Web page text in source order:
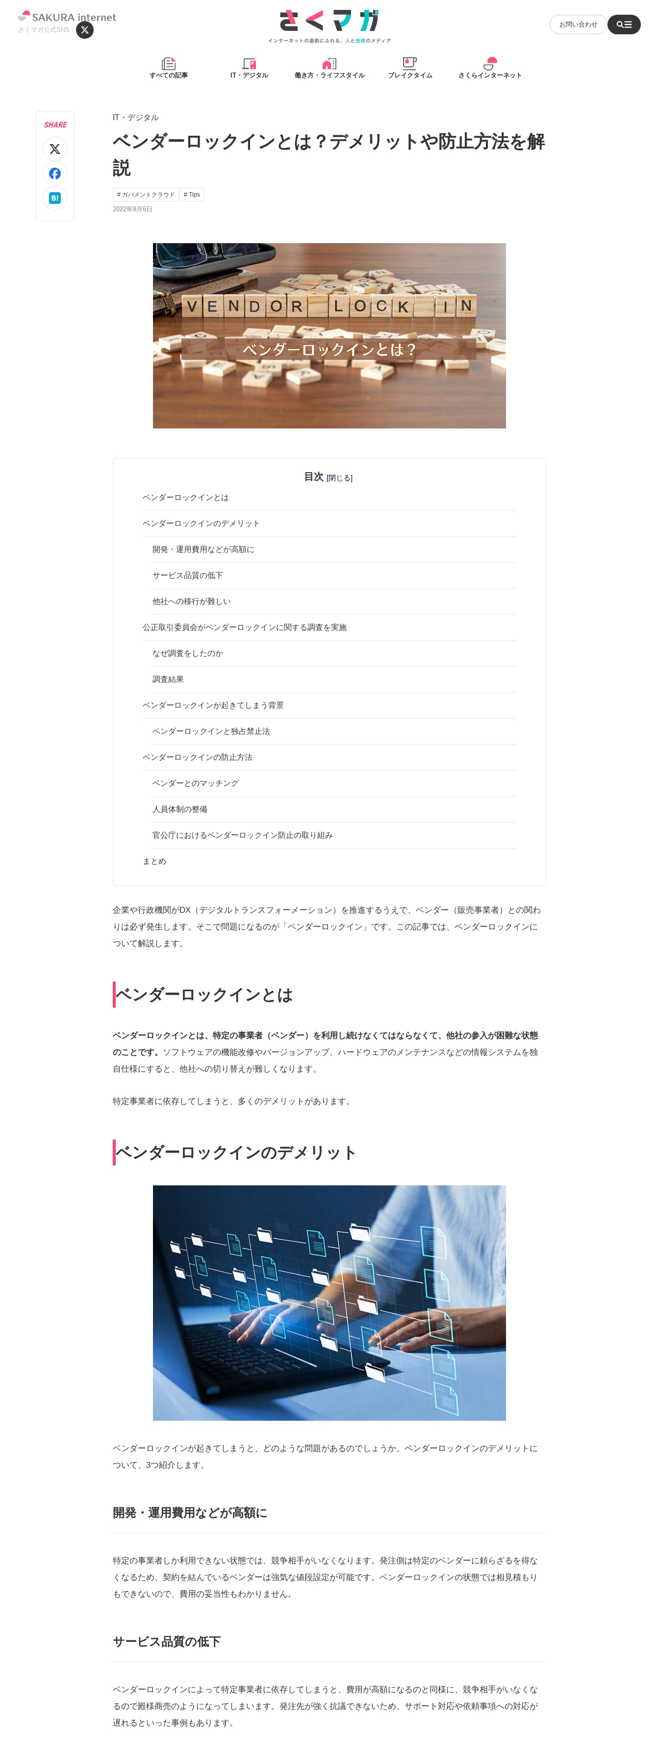
さくマガ公式SNS
お問い合わせ
すべての記事 IT・デジタル 働き方・ライフスタイル ブレイクタイム さくらインターネット
IT・デジタル
ベンダーロックインとは？デメリットや防止方法を解
説
# ガバメントクラウド # Tips
2022年8月6日
SHARE
目次 [閉じる]
ベンダーロックインとは
ベンダーロックインのデメリット
開発・運用費用などが高額に
サービス品質の低下
他社への移行が難しい
公正取引委員会がベンダーロックインに関する調査を実施
なぜ調査をしたのか
調査結果
ベンダーロックインが起きてしまう背景
ベンダーロックインと独占禁止法
ベンダーロックインの防止方法
ベンダーとのマッチング
人員体制の整備
官公庁におけるベンダーロックイン防止の取り組み
まとめ
企業や行政機関がDX（デジタルトランスフォーメーション）を推進するうえで、ベンダー（販売事業者）との関わ
りは必ず発生します。そこで問題になるのが「ベンダーロックイン」です。この記事では、ベンダーロックインに
ついて解説します。
ベンダーロックインとは
ベンダーロックインとは、特定の事業者（ベンダー）を利用し続けなくてはならなくて、他社の参入が困難な状態
のことです。 ソフトウェアの機能改修やバージョンアップ、ハードウェアのメンテナンスなどの情報システムを独
自仕様にすると、他社への切り替えが難しくなります。
特定事業者に依存してしまうと、多くのデメリットがあります。
ベンダーロックインのデメリット
ベンダーロックインが起きてしまうと、どのような問題があるのでしょうか。ベンダーロックインのデメリットに
ついて、3つ紹介します。
開発・運用費用などが高額に
特定の事業者しか利用できない状態では、競争相手がいなくなります。発注側は特定のベンダーに頼らざるを得な
くなるため、契約を結んでいるベンダーは強気な値段設定が可能です。ベンダーロックインの状態では相見積もり
もできないので、費用の妥当性もわかりません。
サービス品質の低下
ベンダーロックインによって特定事業者に依存してしまうと、費用が高額になるのと同様に、競争相手がいなくな
るので殿様商売のようになってしまいます。発注先が強く抗議できないため、サポート対応や依頼事項への対応が
遅れるといった事例もあります。